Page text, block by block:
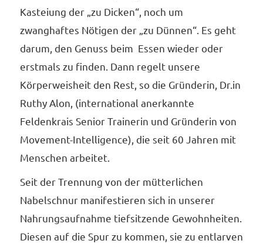
Kasteiung der „zu Dicken“, noch um
zwanghaftes Nötigen der „zu Dünnen“. Es geht
darum, den Genuss beim Essen wieder oder
erstmals zu finden. Dann regelt unsere
Körperweisheit den Rest, so die Gründerin, Dr.in
Ruthy Alon, (international anerkannte
Feldenkrais Senior Trainerin und Gründerin von
Movement-Intelligence), die seit 60 Jahren mit
Menschen arbeitet.
Seit der Trennung von der mütterlichen
Nabelschnur manifestieren sich in unserer
Nahrungsaufnahme tiefsitzende Gewohnheiten.
Diesen auf die Spur zu kommen, sie zu entlarven